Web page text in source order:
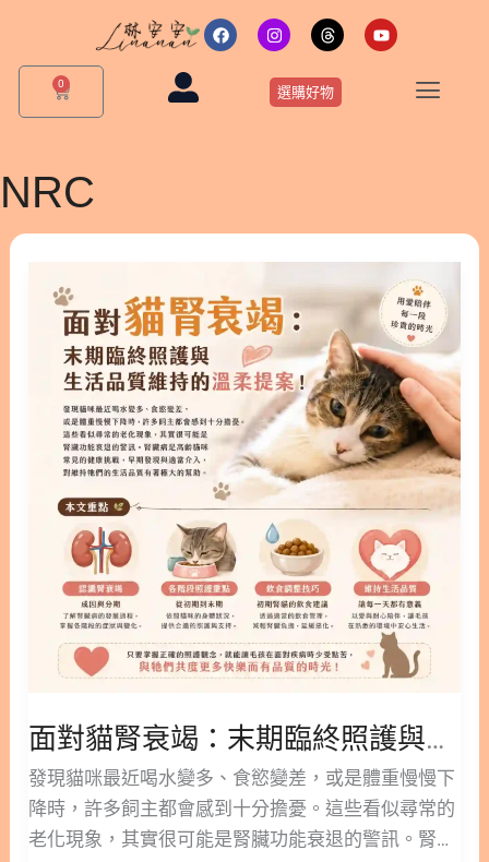
F
a
c
I
n
s
t
a
g
T
h
r
e
a
d
Y
o
u
0
購
物
籃
選購好物
NRC
面對貓腎衰竭：末期臨終照護與生活品質維持的溫柔提案！
發現貓咪最近喝水變多、食慾變差，或是體重慢慢下
降時，許多飼主都會感到十分擔憂。這些看似尋常的
老化現象，其實很可能是腎臟功能衰退的警訊。腎臟
竭：
質
維
持
的